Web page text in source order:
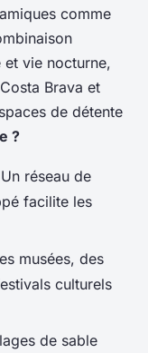
comme
vie nocturne,
Brava et
de détente
?
réseau de
facilite les
musées, des
culturels
de sable